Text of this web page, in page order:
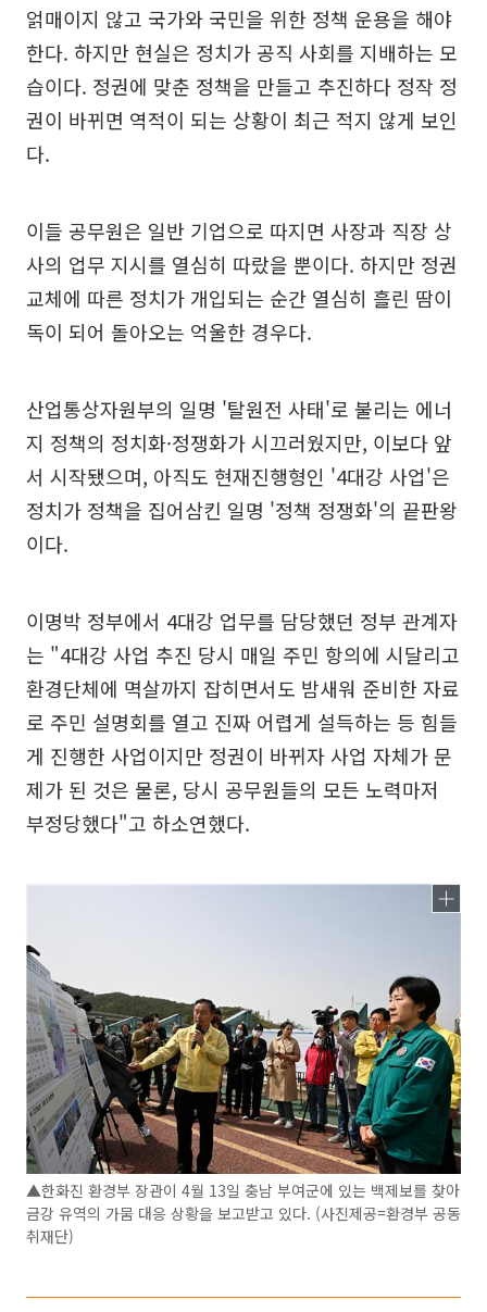
얽매이지 않고 국가와 국민을 위한 정책 운용을 해야
한다. 하지만 현실은 정치가 공직 사회를 지배하는 모
습이다. 정권에 맞춘 정책을 만들고 추진하다 정작 정
권이 바뀌면 역적이 되는 상황이 최근 적지 않게 보인
다.
이들 공무원은 일반 기업으로 따지면 사장과 직장 상
사의 업무 지시를 열심히 따랐을 뿐이다. 하지만 정권
교체에 따른 정치가 개입되는 순간 열심히 흘린 땀이
독이 되어 돌아오는 억울한 경우다.
산업통상자원부의 일명 '탈원전 사태'로 불리는 에너
지 정책의 정치화·정쟁화가 시끄러웠지만, 이보다 앞
서 시작됐으며, 아직도 현재진행형인 '4대강 사업'은
정치가 정책을 집어삼킨 일명 '정책 정쟁화'의 끝판왕
이다.
이명박 정부에서 4대강 업무를 담당했던 정부 관계자
는 "4대강 사업 추진 당시 매일 주민 항의에 시달리고
환경단체에 멱살까지 잡히면서도 밤새워 준비한 자료
로 주민 설명회를 열고 진짜 어렵게 설득하는 등 힘들
게 진행한 사업이지만 정권이 바뀌자 사업 자체가 문
제가 된 것은 물론, 당시 공무원들의 모든 노력마저
부정당했다"고 하소연했다.
▲한화진 환경부 장관이 4월 13일 충남 부여군에 있는 백제보를 찾아
금강 유역의 가뭄 대응 상황을 보고받고 있다. (사진제공=환경부 공동
취재단)